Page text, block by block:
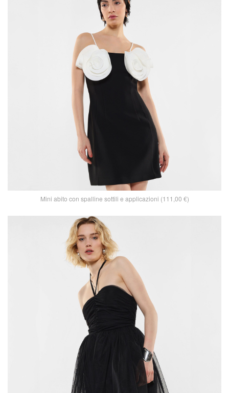
Mini abito con spalline sottili e applicazioni (111,00 €)